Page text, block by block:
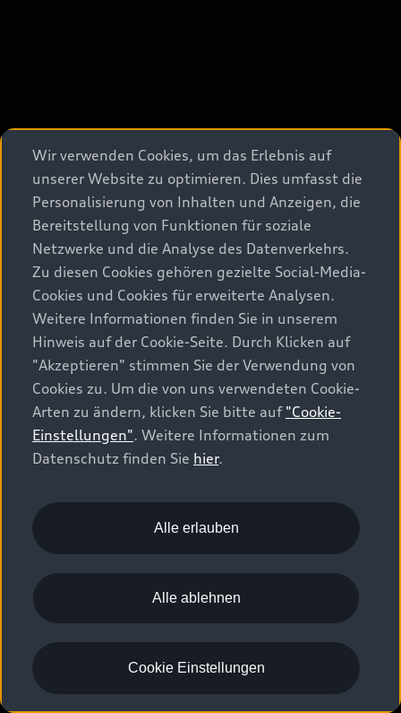
A6 Limousine e-hybrid
Wir verwenden Cookies, um das Erlebnis auf
unserer Website zu optimieren. Dies umfasst die
Personalisierung von Inhalten und Anzeigen, die
Bereitstellung von Funktionen für soziale
Netzwerke und die Analyse des Datenverkehrs.
Zu diesen Cookies gehören gezielte Social-Media-
Cookies und Cookies für erweiterte Analysen.
Weitere Informationen finden Sie in unserem
Hinweis auf der Cookie-Seite. Durch Klicken auf
"Akzeptieren" stimmen Sie der Verwendung von
Cookies zu. Um die von uns verwendeten Cookie-
Arten zu ändern, klicken Sie bitte auf "Cookie-
Einstellungen". Weitere Informationen zum
Datenschutz finden Sie hier.
Alle erlauben
Alle ablehnen
Cookie Einstellungen